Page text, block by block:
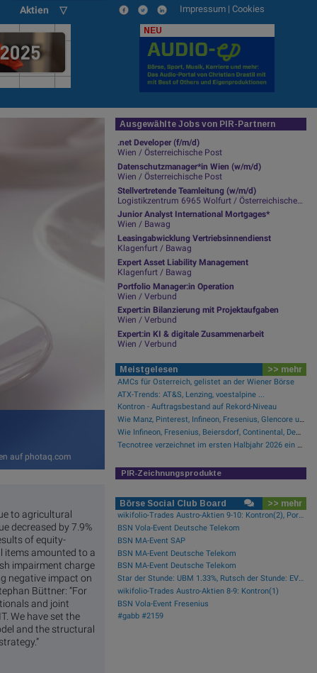
Aktien ▽ Impressum | Cookies
NEU
auf photaq.com
to agricultural
decreased by 7.9%
of equity-
items amounted to a
impairment charge
negative impact on
Büttner: “For
and joint
We have set the
and the structural
Ausgewählte Jobs von PIR-Partnern
.net Developer (f/m/d)
Wien / Österreichische Post
Datenschutzmanager*in Wien (w/m/d)
Wien / Österreichische Post
Stellvertretende Teamleitung (w/m/d)
Logistikzentrum 6965 Wolfurt / Österreichische Post
Junior Analyst International Mortgages*
Wien / Bawag
Leasingabwicklung Vertriebsinnendienst
Klagenfurt / Bawag
Expert Asset Liability Management
Klagenfurt / Bawag
Portfolio Manager:in Operation
Wien / Verbund
Expert:in Bilanzierung mit Projektaufgaben
Wien / Verbund
Expert:in KI & digitale Zusammenarbeit
Wien / Verbund
Meistgelesen >> mehr
AMCs für Österreich, gelistet an der Wiener Börse
ATX-Trends: AT&S, Lenzing, voestalpine ...
Kontron - Auftragsbestand auf Rekord-Niveau
Wie Manz, Pinterest, Infineon, Fresenius, Glencore und Lenzing für Gesprächsstoff sorgten
Wie Infineon, Fresenius, Beiersdorf, Continental, Deutsche Post und Bayer für Gesprächsstoff im DAX sorgten
Tecnotree verzeichnet im ersten Halbjahr 2026 ein zweistelliges Gewinnwachstum und eine beschleunigte Einführungsdynamik
PIR-Zeichnungsprodukte
Börse Social Club Board >> mehr
wikifolio-Trades Austro-Aktien 9-10: Kontron(2), Porr(1)
BSN Vola-Event Deutsche Telekom
BSN MA-Event SAP
BSN MA-Event Deutsche Telekom
BSN MA-Event Deutsche Telekom
Star der Stunde: UBM 1.33%, Rutsch der Stunde: EVN -1.37%
wikifolio-Trades Austro-Aktien 8-9: Kontron(1)
BSN Vola-Event Fresenius
#gabb #2159